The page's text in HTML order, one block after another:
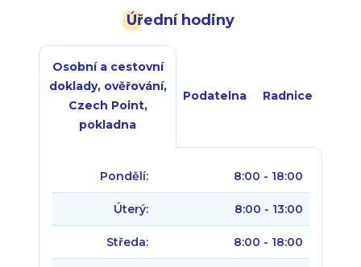
Úřední hodiny
Osobní a cestovní
doklady, ověřování,
Czech Point,
pokladna
Podatelna Radnice
Pondělí: 8:00 - 18:00
Úterý: 8:00 - 13:00
Středa: 8:00 - 18:00